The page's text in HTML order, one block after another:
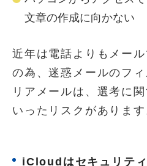
文章の作成に向かない
近年は電話よりもメー
の為、迷惑メールのフ
リアメールは、選考に
いったリスクがあります
iCloudはセキュリテ